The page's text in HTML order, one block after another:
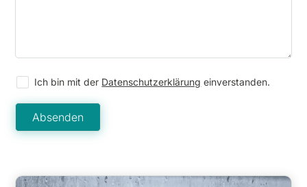
Ich bin mit der Datenschutzerklärung einverstanden.